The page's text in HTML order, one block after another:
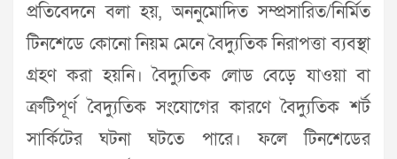
প্রতিবেদনে বলা হয়, অননুমোদিত সম্প্রসারিত/নির্মিত
টিনশেডে কোনো নিয়ম মেনে বৈদ্যুতিক নিরাপত্তা ব্যবস্থা
গ্রহণ করা হয়নি। বৈদ্যুতিক লোড বেড়ে যাওয়া বা
ত্রুটিপূর্ণ বৈদ্যুতিক সংযোগের কারণে বৈদ্যুতিক শর্ট
সার্কিটের ঘটনা ঘটতে পারে। ফলে টিনশেডের